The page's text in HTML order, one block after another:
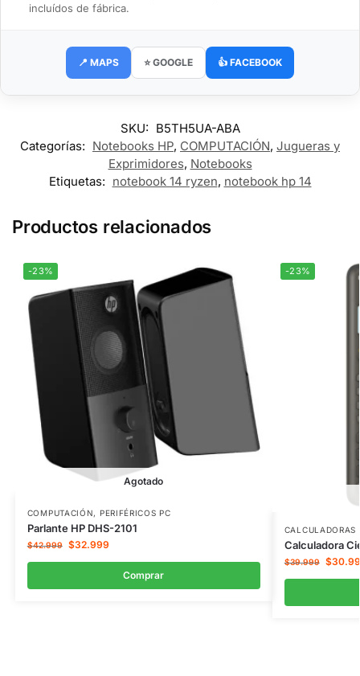
incluídos de fábrica.
📍 MAPS ⭐ GOOGLE 👍 FACEBOOK
SKU: B5TH5UA-ABA
Categorías: Notebooks HP, COMPUTACIÓN, Jugueras y
Exprimidores, Notebooks
Etiquetas: notebook 14 ryzen, notebook hp 14
Productos relacionados
-23%
Agotado
COMPUTACIÓN, PERIFÉRICOS PC
Parlante HP DHS-2101
$42.999 $32.999
Comprar
-23%
CALCULADORAS
Calculadora
$39.999 $